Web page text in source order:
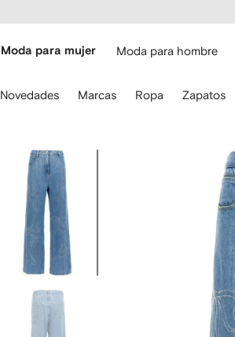
Moda para mujer Moda para hombre
Novedades Marcas Ropa Zapatos
Imagen